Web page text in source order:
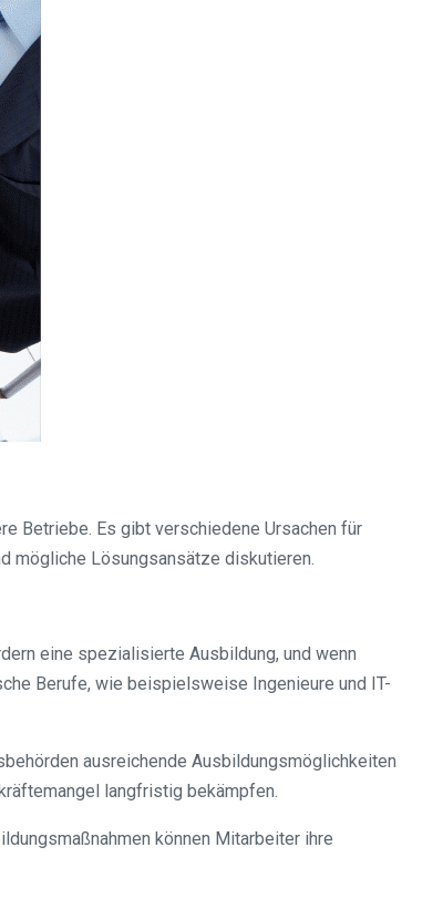
Betriebe. Es gibt verschiedene Ursachen für
mögliche Lösungsansätze diskutieren.
eine spezialisierte Ausbildung, und wenn
Berufe, wie beispielsweise Ingenieure und IT-
ausreichende Ausbildungsmöglichkeiten
langfristig bekämpfen.
können Mitarbeiter ihre